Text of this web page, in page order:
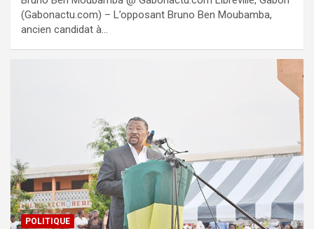
(Gabonactu.com) – L’opposant Bruno Ben Moubamba,
ancien candidat à…
POLITIQUE